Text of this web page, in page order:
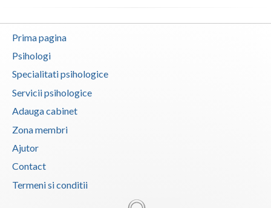
Prima pagina
Psihologi
Specialitati psihologice
Servicii psihologice
Adauga cabinet
Zona membri
Ajutor
Contact
Termeni si conditii